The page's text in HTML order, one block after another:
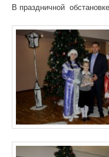
В праздничной